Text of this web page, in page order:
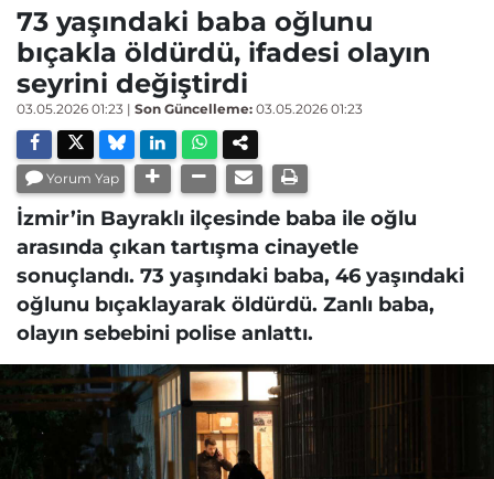
73 yaşındaki baba oğlunu
bıçakla öldürdü, ifadesi olayın
seyrini değiştirdi
03.05.2026 01:23 | Son Güncelleme: 03.05.2026 01:23
Yorum Yap
İzmir’in Bayraklı ilçesinde baba ile oğlu
arasında çıkan tartışma cinayetle
sonuçlandı. 73 yaşındaki baba, 46 yaşındaki
oğlunu bıçaklayarak öldürdü. Zanlı baba,
olayın sebebini polise anlattı.